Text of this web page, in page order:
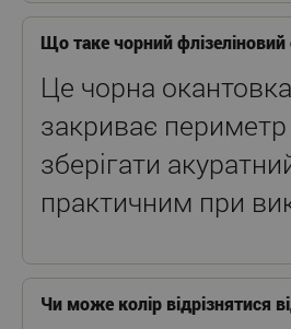
Що таке чорний флізеліновий
Це чорна
закриває
зберігати
практичним при
Чи може колір відрізнятися